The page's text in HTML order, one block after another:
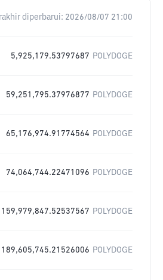
diperbarui: 2026/08/07 21:00
5,925,179.53797687 POLYDOGE
59,251,795.37976877 POLYDOGE
65,176,974.91774564 POLYDOGE
74,064,744.22471096 POLYDOGE
159,979,847.52537567 POLYDOGE
189,605,745.21526006 POLYDOGE